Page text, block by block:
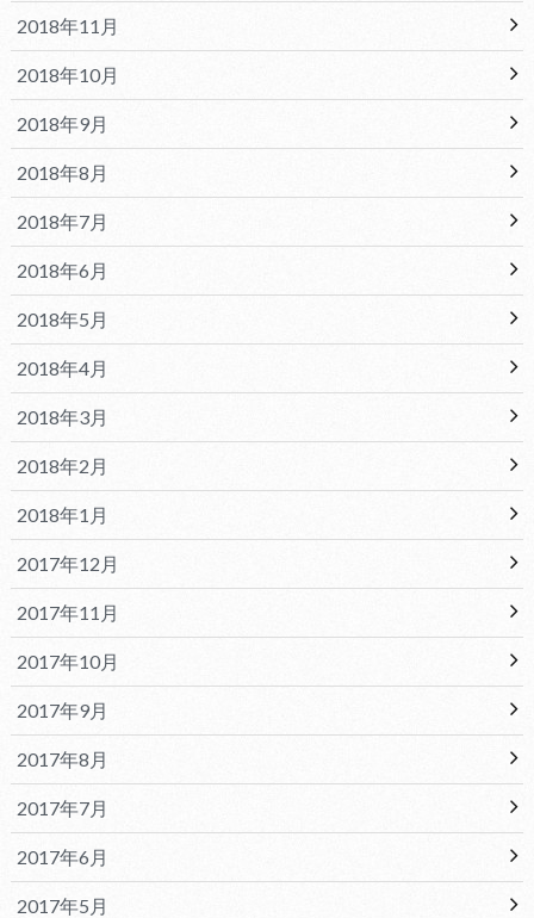
2018年11月
2018年10月
2018年9月
2018年8月
2018年7月
2018年6月
2018年5月
2018年4月
2018年3月
2018年2月
2018年1月
2017年12月
2017年11月
2017年10月
2017年9月
2017年8月
2017年7月
2017年6月
2017年5月